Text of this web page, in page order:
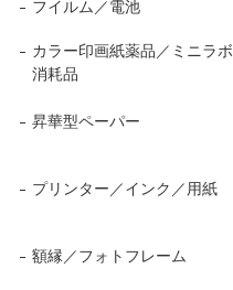
フイルム／電池
カラー印画紙薬品／ミニラボ
消耗品
昇華型ペーパー
プリンター／インク／用紙
額縁／フォトフレーム